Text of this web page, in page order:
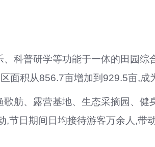
科普研学等功能于一体的田园
面积从856.7亩增加到929.5亩,成
舫、露营基地、生态采摘园、健
,节日期间日均接待游客万余人,带